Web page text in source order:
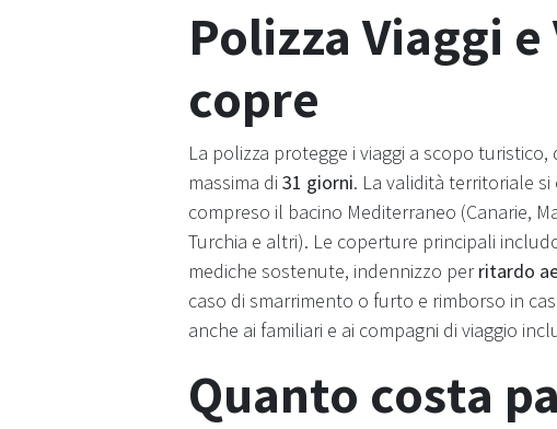
Polizza Viaggi
copre
La polizza protegge i viaggi a scopo
massima di 31 giorni. La validità territoriale
compreso il bacino Mediterraneo (Canarie,
Turchia e altri). Le coperture principali
mediche sostenute, indennizzo perritardo
caso di smarrimento o furto e rimborso in
anche ai familiari e ai compagni di viaggio
Quanto costa